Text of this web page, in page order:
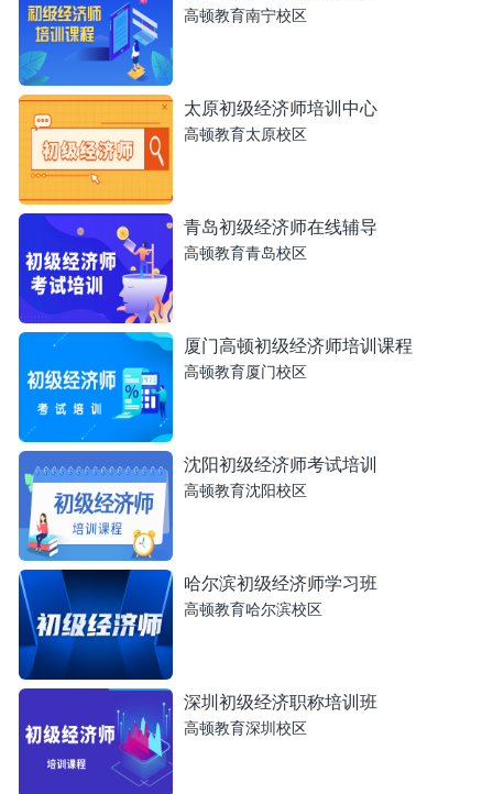
高顿教育南宁校区
太原初级经济师培训中心
高顿教育太原校区
青岛初级经济师在线辅导
高顿教育青岛校区
厦门高顿初级经济师培训课程
高顿教育厦门校区
沈阳初级经济师考试培训
高顿教育沈阳校区
哈尔滨初级经济师学习班
高顿教育哈尔滨校区
深圳初级经济职称培训班
高顿教育深圳校区